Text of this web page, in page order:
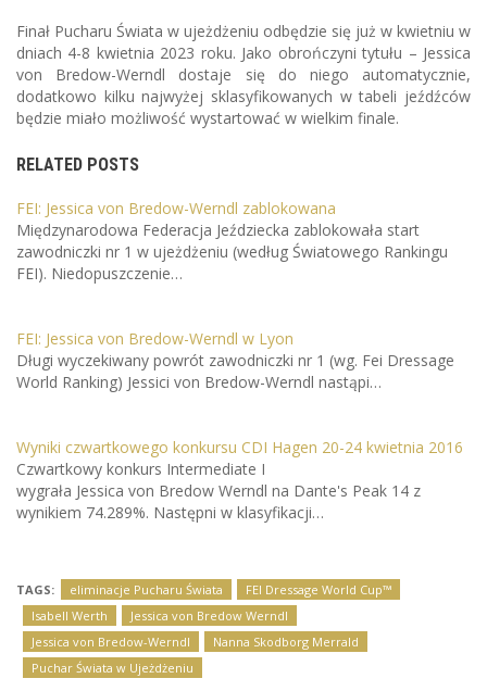
Finał Pucharu Świata w ujeżdżeniu odbędzie się już w kwietniu w
dniach 4-8 kwietnia 2023 roku. Jako obrończyni tytułu – Jessica
von Bredow-Werndl dostaje się do niego automatycznie,
dodatkowo kilku najwyżej sklasyfikowanych w tabeli jeźdźców
będzie miało możliwość wystartować w wielkim finale.
RELATED POSTS
FEI: Jessica von Bredow-Werndl zablokowana
Międzynarodowa Federacja Jeździecka zablokowała start
zawodniczki nr 1 w ujeżdżeniu (według Światowego Rankingu
FEI). Niedopuszczenie…
FEI: Jessica von Bredow-Werndl w Lyon
Długi wyczekiwany powrót zawodniczki nr 1 (wg. Fei Dressage
World Ranking) Jessici von Bredow-Werndl nastąpi…
Wyniki czwartkowego konkursu CDI Hagen 20-24 kwietnia 2016
Czwartkowy konkurs Intermediate I
wygrała Jessica von Bredow­ Werndl na Dante's Peak 14 z
wynikiem 74.289%. Następni w klasyfikacji…
TAGS: eliminacje Pucharu Świata
FEI Dressage World Cup™
Isabell Werth
Jessica von Bredow­ Werndl
Jessica von Bredow-Werndl
Nanna Skodborg Merrald
Puchar Świata w Ujeżdżeniu